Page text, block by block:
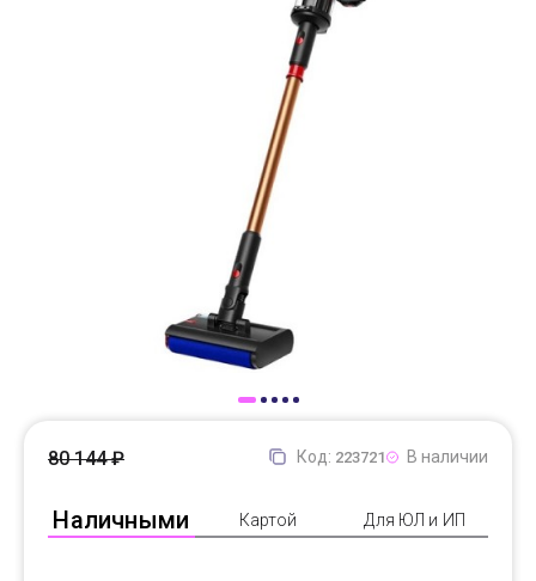
Код: 223721 В наличии
Наличными Картой Для ЮЛ и ИП
80 144 ₽